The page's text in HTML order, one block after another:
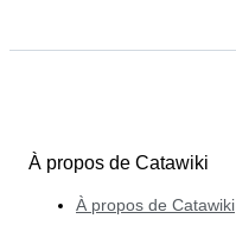
À propos de Catawiki
À propos de Catawiki